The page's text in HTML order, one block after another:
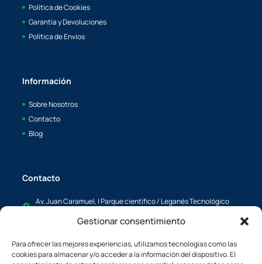
Gestionar consentimiento
Para ofrecer las mejores experiencias, utilizamos tecnologías como las
cookies para almacenar y/o acceder a la información del dispositivo. El
Política de Cookies
Garantía y Devoluciones
Política de Envios
Información
Sobre Nosotros
Contacto
Blog
Contacto
Av. Juan Caramuel, I Parque científico / Leganés Tecnológico
info@boaya.es
c/L'Energía, 34 08940, Cornellá de Llobregat, Barcelona España